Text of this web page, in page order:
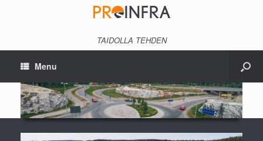
TAIDOLLA TEHDEN
Menu